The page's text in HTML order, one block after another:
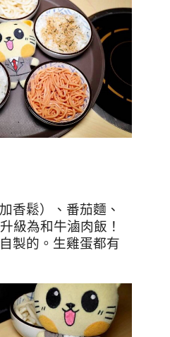
香鬆）、番茄麵、
級為和牛滷肉飯！
製的。生雞蛋都有